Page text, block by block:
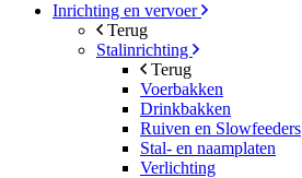
Inrichting en vervoer
Terug
Stalinrichting
Terug
Voerbakken
Drinkbakken
Ruiven en Slowfeeders
Stal- en naamplaten
Verlichting